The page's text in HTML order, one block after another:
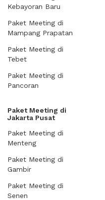
Kebayoran Baru
Paket Meeting di
Mampang Prapatan
Paket Meeting di
Tebet
Paket Meeting di
Pancoran
Paket Meeting di
Jakarta Pusat
Paket Meeting di
Menteng
Paket Meeting di
Gambir
Paket Meeting di
Senen